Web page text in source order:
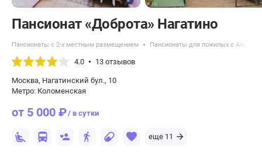
Пансионат «Доброта» Нагатино
Пансионаты с 2-х местным размещением Пансионаты для пожилых с
4.0 13 отзывов
Москва, Нагатинский бул., 10
Метро: Коломенская
от 5 000 ₽/ в сутки
еще 11